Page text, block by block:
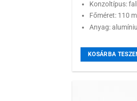
Konzoltípus:
Főméret: 110
Anyag:
KOSÁRBA